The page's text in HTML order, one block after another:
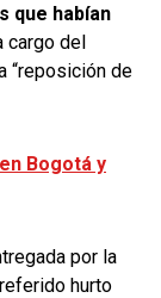
que habían
cargo del
“reposición de
Bogotá y
por la
hurto